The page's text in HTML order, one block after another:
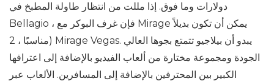
دولارات وما فوق. إذا مللت من انتظار طاولة المطبخ في
Bellagio ، فإن غرف البوكر مع Mirage يمكن أن تكون بديلاً
مناسبًا ، 2) Mirage Vegas. يبدو أن بيلاجيو تتمتع بجوها العالي
الجودة ومجموعة مختارة من ألعاب الفيديو بالإضافة إلى اعترافها
الكبير بين المحترفين بالإضافة إلى المسافرين. الألعاب عبر